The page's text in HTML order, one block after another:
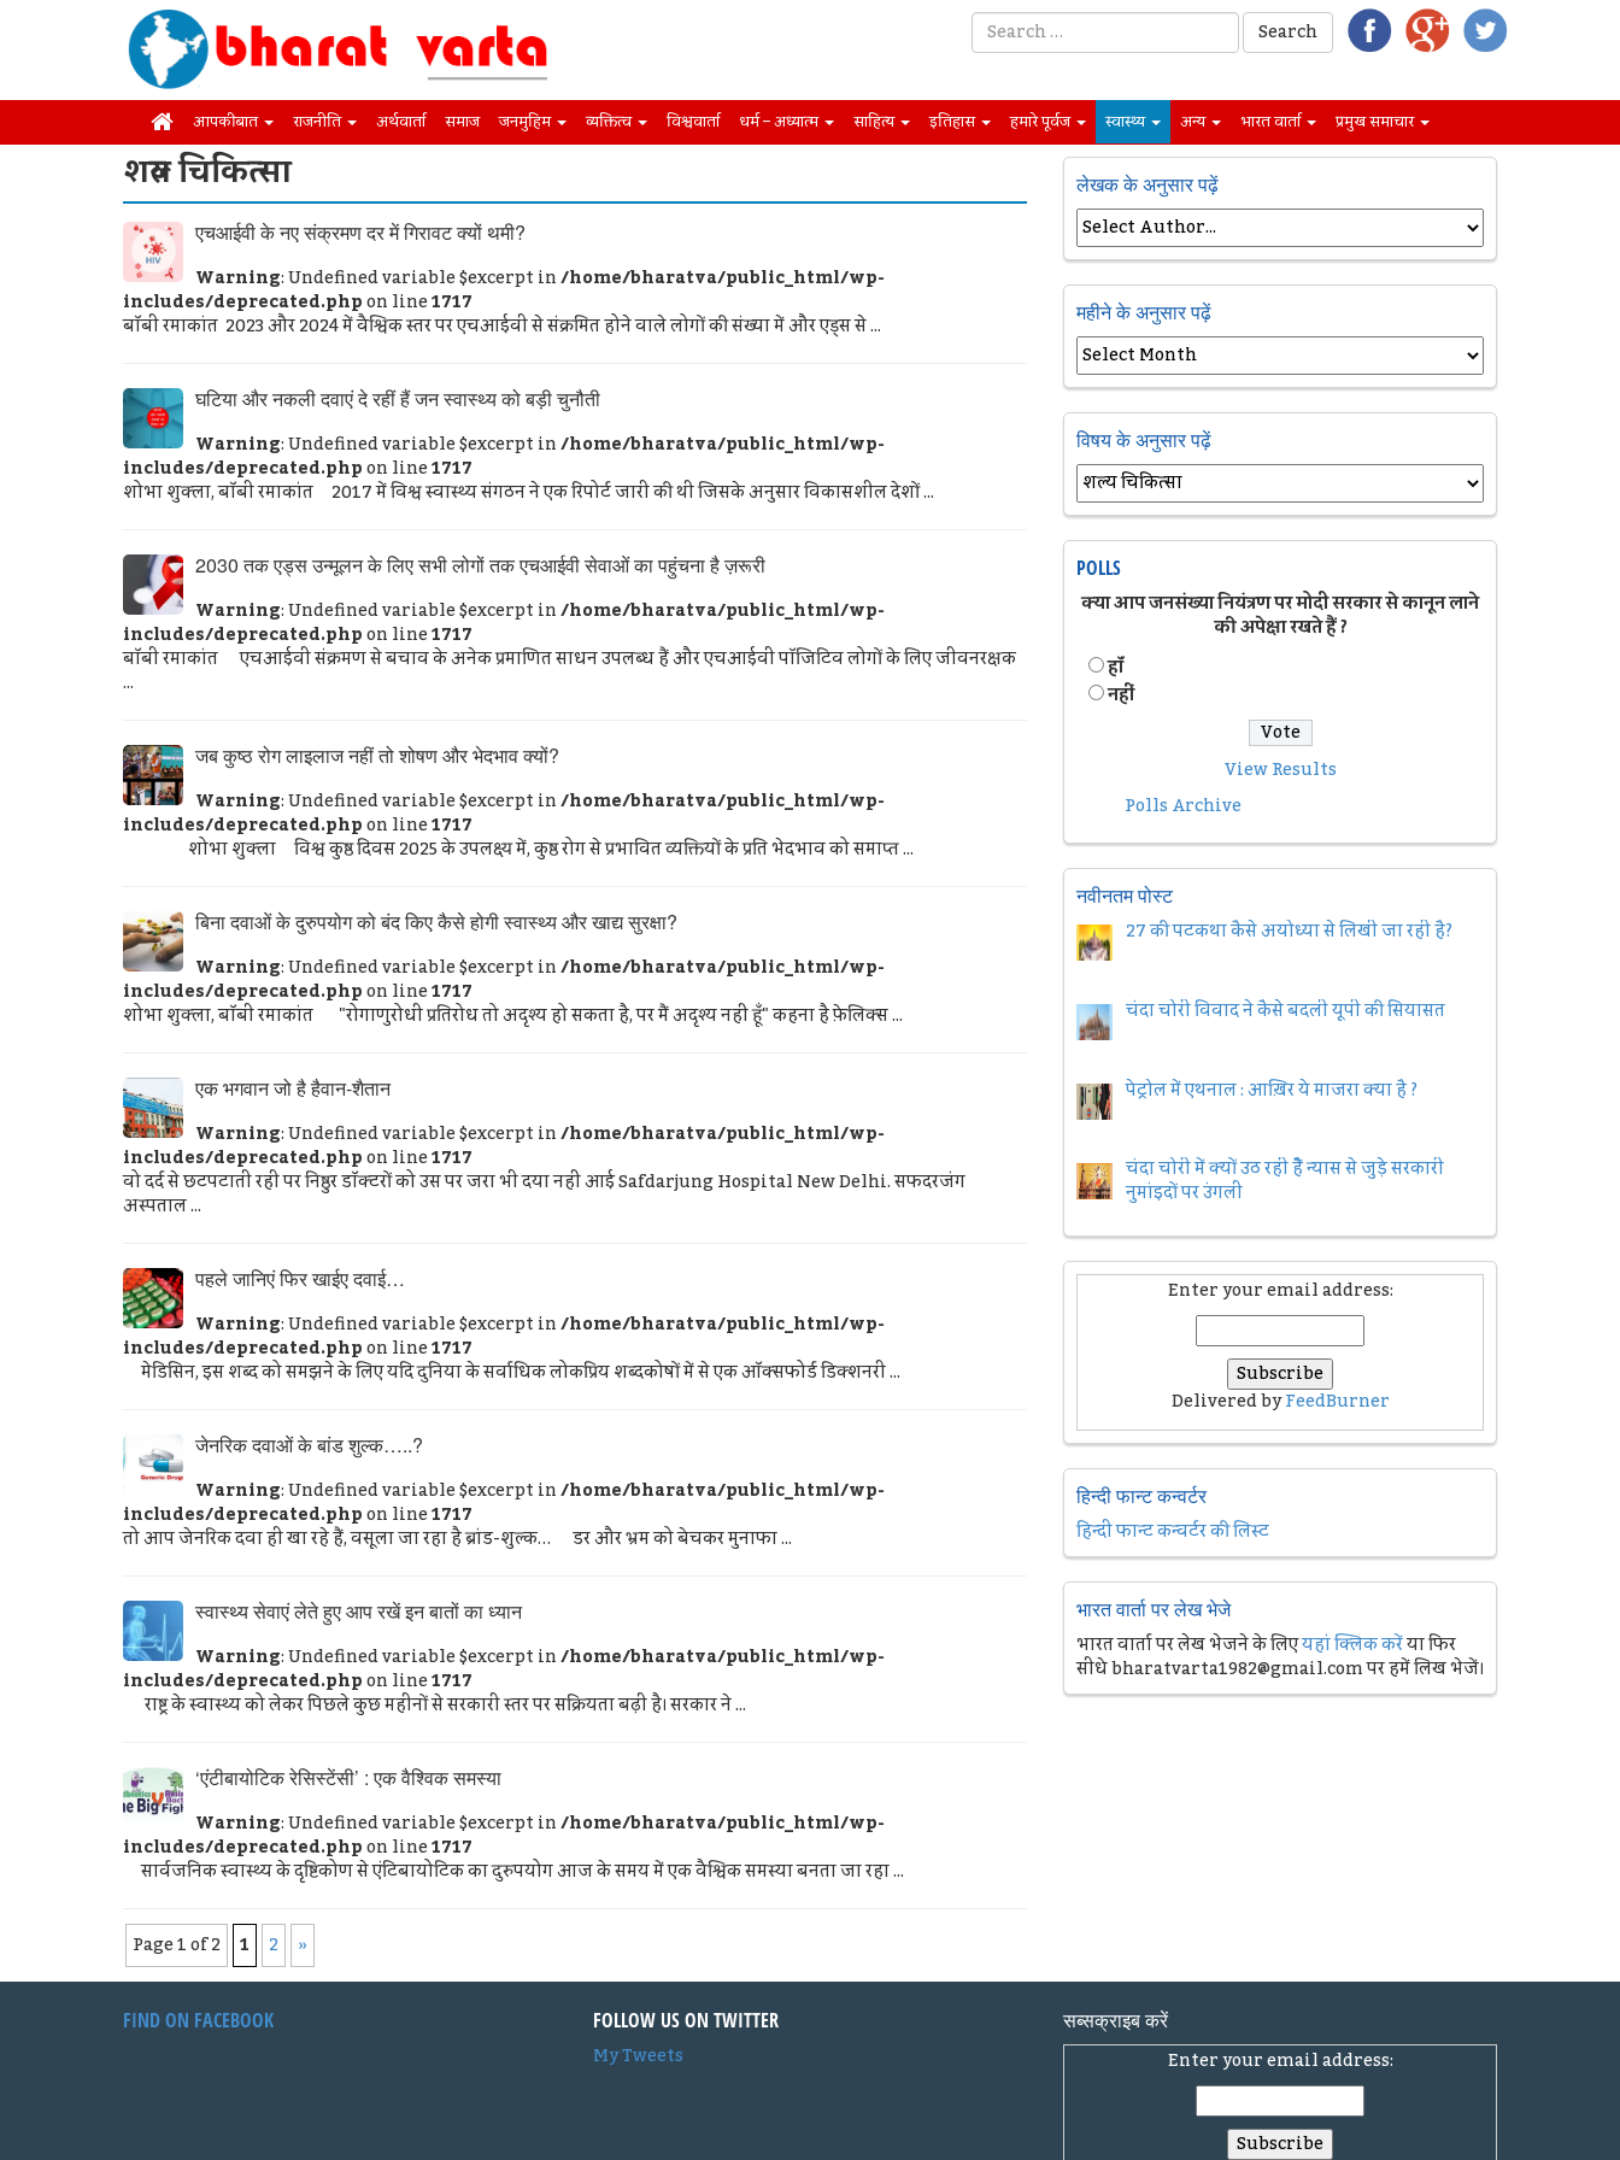
आपकी बात राजनीति अर्थवार्ता समाज जनमुहिम व्यक्तित्व विश्ववार्ता धर्म – अध्यात्म साहित्य इतिहास हमारे पूर्वज स्वास्थ्य अन्य भारत वार्ता प्रमुख समाचार
शल्य चिकित्सा
एचआईवी के नए संक्रमण दर में गिरावट क्यों थमी?
Warning: Undefined variable $excerpt in/home/bharatva/public_html/wp-
includes/deprecated.phpon line1717
बॉबी रमाकांत 2023 और 2024 में वैश्विक स्तर पर एचआईवी से संक्रमित होने वाले लोगों की संख्या में और एड्स से ...
घटिया और नकली दवाएं दे रहीं हैं जन स्वास्थ्य को बड़ी चुनौती
Warning: Undefined variable $excerpt in/home/bharatva/public_html/wp-
includes/deprecated.phpon line1717
शोभा शुक्ला, बॉबी रमाकांत 2017 में विश्व स्वास्थ्य संगठन ने एक रिपोर्ट जारी की थी जिसके अनुसार विकासशील देशों ...
2030 तक एड्स उन्मूलन के लिए सभी लोगों तक एचआईवी सेवाओं का पहुंचना है ज़रूरी
Warning: Undefined variable $excerpt in/home/bharatva/public_html/wp-
includes/deprecated.phpon line1717
बॉबी रमाकांत एचआईवी संक्रमण से बचाव के अनेक प्रमाणित साधन उपलब्ध हैं और एचआईवी पॉजिटिव लोगों के लिए जीवनरक्षक
...
जब कुष्ठ रोग लाइलाज नहीं तो शोषण और भेदभाव क्यों?
Warning: Undefined variable $excerpt in/home/bharatva/public_html/wp-
includes/deprecated.phpon line1717
शोभा शुक्ला विश्व कुष्ठ दिवस 2025 के उपलक्ष्य में, कुष्ठ रोग से प्रभावित व्यक्तियों के प्रति भेदभाव को समाप्त ...
बिना दवाओं के दुरुपयोग को बंद किए कैसे होगी स्वास्थ्य और खाद्य सुरक्षा?
Warning: Undefined variable $excerpt in/home/bharatva/public_html/wp-
includes/deprecated.phpon line1717
शोभा शुक्ला, बॉबी रमाकांत "रोगाणुरोधी प्रतिरोध तो अदृश्य हो सकता है, पर मैं अदृश्य नहीं हूँ" कहना है फ़ेलिक्स ...
एक भगवान जो है हैवान-शैतान
Warning: Undefined variable $excerpt in/home/bharatva/public_html/wp-
includes/deprecated.phpon line1717
वो दर्द से छटपटाती रही पर निष्ठुर डॉक्टरों को उस पर जरा भी दया नहीं आई Safdarjung Hospital New Delhi. सफदरजंग
अस्पताल ...
पहले जानिएं फिर खाईए दवाई…
Warning: Undefined variable $excerpt in/home/bharatva/public_html/wp-
includes/deprecated.phpon line1717
मेडिसिन, इस शब्द को समझने के लिए यदि दुनिया के सर्वाधिक लोकप्रिय शब्दकोषों में से एक ऑक्सफोर्ड डिक्शनरी ...
जेनरिक दवाओं के बांड शुल्‍क…..?
Warning: Undefined variable $excerpt in/home/bharatva/public_html/wp-
includes/deprecated.phpon line1717
तो आप जेनरिक दवा ही खा रहे हैं, वसूला जा रहा है ब्रांड-शुल्क… डर और भ्रम को बेचकर मुनाफा ...
स्‍वास्‍थ्‍य सेवाएं लेते हुए आप रखें इन बातों का ध्‍यान
Warning: Undefined variable $excerpt in/home/bharatva/public_html/wp-
includes/deprecated.phpon line1717
राष्ट्र के स्वास्थ्य को लेकर पिछले कुछ महीनों से सरकारी स्तर पर सक्रियता बढ़ी है। सरकार ने ...
‘एंटीबायोटिक रेसिस्टेंसी’ : एक वैश्विक समस्‍या
Warning: Undefined variable $excerpt in/home/bharatva/public_html/wp-
includes/deprecated.phpon line1717
सार्वजनिक स्वास्थ्य के दृष्टिकोण से एंटिबायोटिक का दुरुपयोग आज के समय में एक वैश्विक समस्या बनता जा रहा ...
Page 1 of 2 1 2 »
लेखक के अनुसार पढ़ें
महीने के अनुसार पढ़ें
विषय के अनुसार पढ़ें
POLLS
क्या आप जनसंख्या नियंत्रण पर मोदी सरकार से कानून लाने
की अपेक्षा रखते हैं ?
हॉं
नहीं
View Results
Polls Archive
नवीनतम पोस्ट
27 की पटकथा कैसे अयोध्या से लिखी जा रही है?
चंदा चोरी विवाद ने कैसे बदली यूपी की सियासत
पेट्रोल में एथनाल : आख़िर ये माजरा क्या है ?
चंदा चोरी में क्यों उठ रही हैैं न्यास से जुड़े सरकारी
नुमांइदों पर उंगली
Enter your email address:
Delivered byFeedBurner
हिन्दी फान्ट कन्वर्टर
हिन्दी फान्ट कन्वर्टर की लिस्ट
भारत वार्ता पर लेख भेजे
भारत वार्ता पर लेख भेजने के लिएयहां क्लिक करेंया फिर
सीधे bharatvarta1982@gmail.com पर हमें लिख भेजें।
FIND ON FACEBOOK FOLLOW US ON TWITTER
My Tweets
सब्सक्राइब करें
Enter your email address: